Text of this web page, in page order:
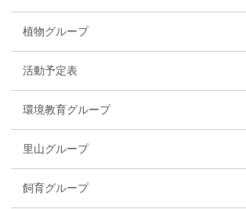
植物グループ
活動予定表
環境教育グループ
里山グループ
飼育グループ